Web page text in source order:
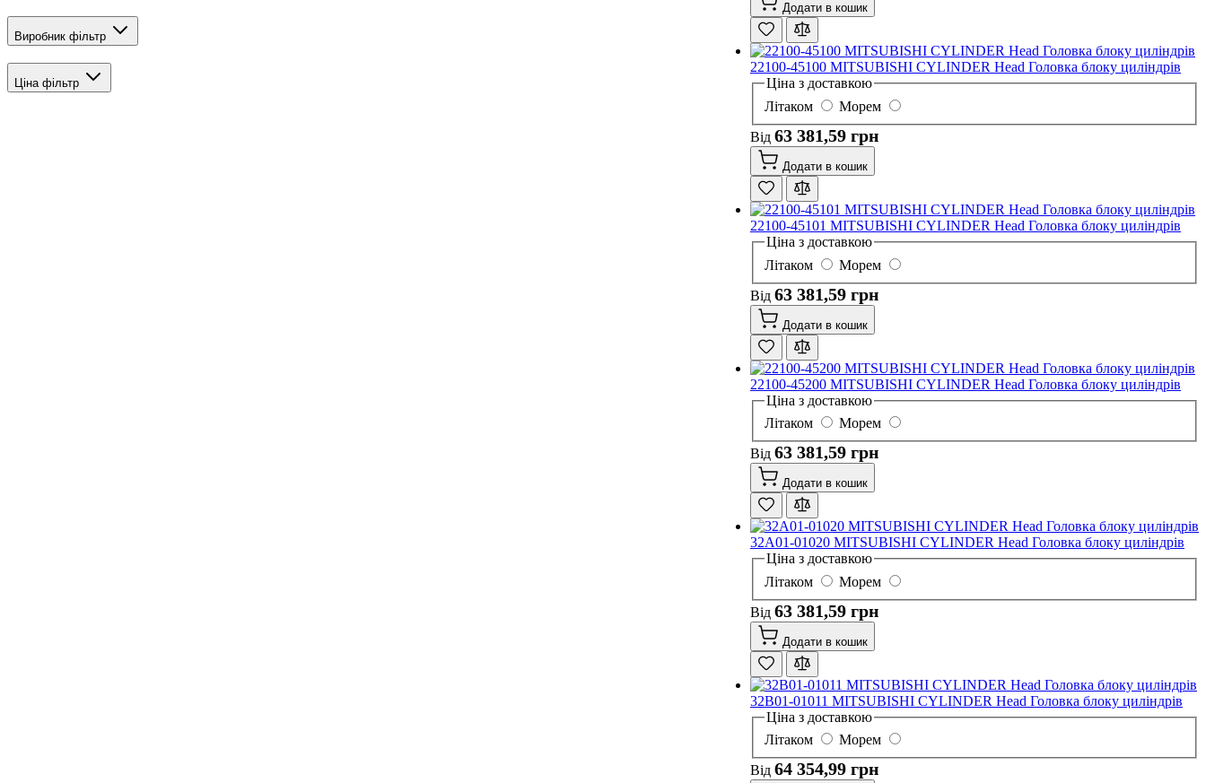
Виробник фільтр
Ціна фільтр
Додати в кошик
22100-45100 MITSUBISHI CYLINDER Head Головка блоку циліндрів
Ціна з доставкою
Літаком
Морем
Від 63 381,59 грн
Додати в кошик
22100-45101 MITSUBISHI CYLINDER Head Головка блоку циліндрів
Ціна з доставкою
Літаком
Морем
Від 63 381,59 грн
Додати в кошик
22100-45200 MITSUBISHI CYLINDER Head Головка блоку циліндрів
Ціна з доставкою
Літаком
Морем
Від 63 381,59 грн
Додати в кошик
32A01-01020 MITSUBISHI CYLINDER Head Головка блоку циліндрів
Ціна з доставкою
Літаком
Морем
Від 63 381,59 грн
Додати в кошик
32B01-01011 MITSUBISHI CYLINDER Head Головка блоку циліндрів
Ціна з доставкою
Літаком
Морем
Від 64 354,99 грн